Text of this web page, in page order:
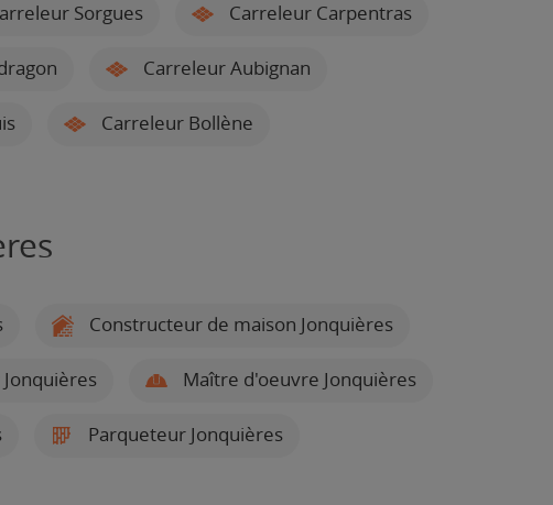
Sorgues Carreleur Carpentras
Carreleur Aubignan
Carreleur Bollène
Constructeur de maison Jonquières
Maître d'oeuvre Jonquières
Parqueteur Jonquières